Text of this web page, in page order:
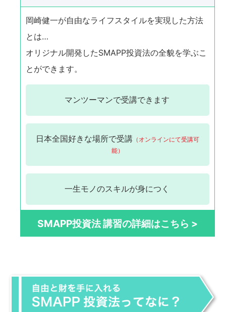
岡崎健一が自由なライフスタイルを実現した方法
とは…
オリジナル開発したSMAPP投資法の全貌を学ぶこ
とができます。
マンツーマンで受講できます
日本全国好きな場所で受講 （オンラインにて受講可
能）
一生モノのスキルが身につく
SMAPP投資法 講習の詳細はこちら >